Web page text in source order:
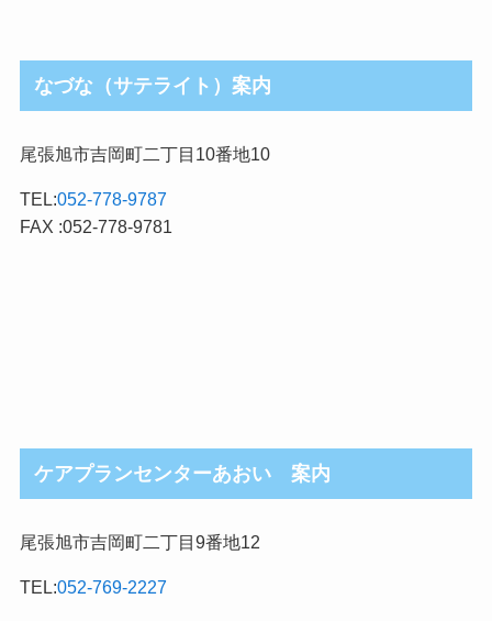
なづな（サテライト）案内
尾張旭市吉岡町二丁目10番地10
TEL:052-778-9787
FAX :052-778-9781
ケアプランセンターあおい 案内
尾張旭市吉岡町二丁目9番地12
TEL:052-769-2227